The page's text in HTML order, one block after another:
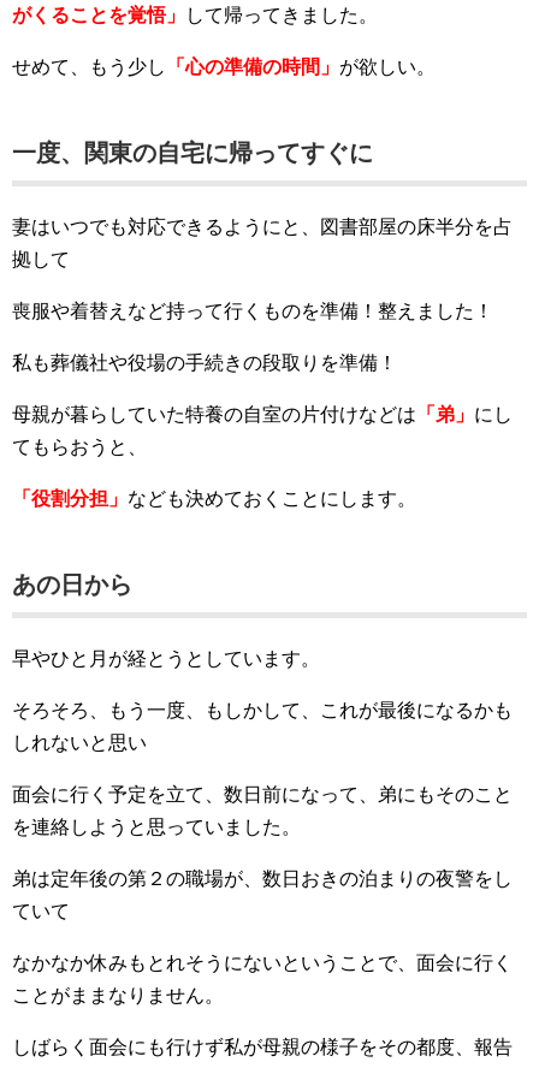
がくることを覚悟」
して帰ってきました。
せめて、もう少し 「心の準備の時間」 が欲しい。
一度、関東の自宅に帰ってすぐに
妻はいつでも対応できるようにと、図書部屋の床半分を占
拠して
喪服や着替えなど持って行くものを準備！整えました！
私も葬儀社や役場の手続きの段取りを準備！
母親が暮らしていた特養の自室の片付けなどは 「弟」 にし
てもらおうと、
「役割分担」 なども決めておくことにします。
あの日から
早やひと月が経とうとしています。
そろそろ、もう一度、もしかして、これが最後になるかも
しれないと思い
面会に行く予定を立て、数日前になって、弟にもそのこと
を連絡しようと思っていました。
弟は定年後の第２の職場が、数日おきの泊まりの夜警をし
ていて
なかなか休みもとれそうにないということで、面会に行く
ことがままなりません。
しばらく面会にも行けず私が母親の様子をその都度、報告